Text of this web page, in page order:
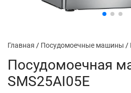
Главная / Посудомоечные машины /
Посудомоечная
SMS25AI05E